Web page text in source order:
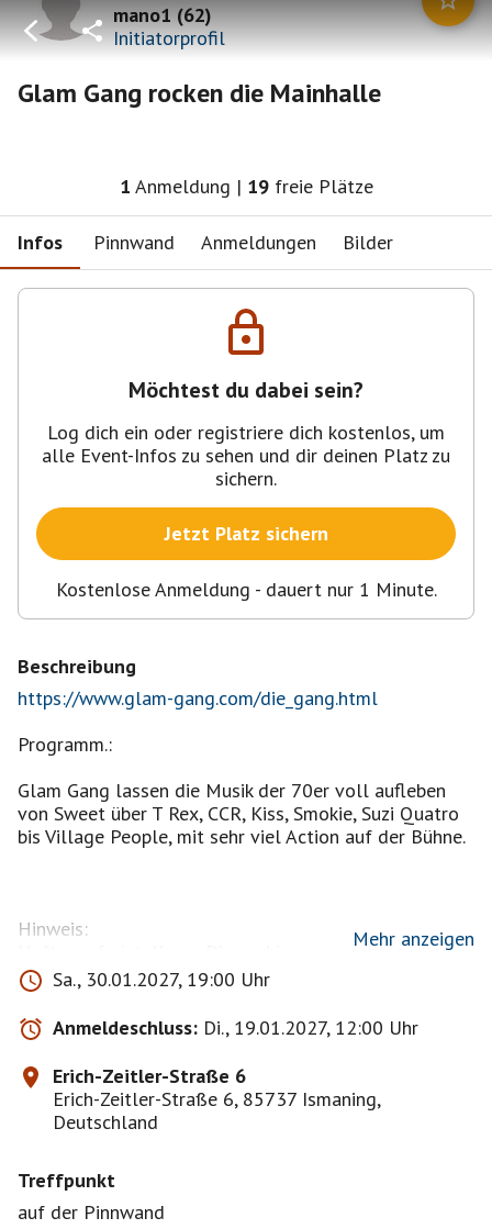
mano1(62)
Initiatorprofil
Glam Gang rocken die Mainhalle
1 Anmeldung | 19 freie Plätze
Infos Pinnwand Anmeldungen Bilder
Möchtest du dabei sein?
Log dich ein oder registriere dich kostenlos, um
alle Event-Infos zu sehen und dir deinen Platz zu
sichern.
Jetzt Platz sichern
Kostenlose Anmeldung - dauert nur 1 Minute.
Beschreibung
https://www.glam-gang.com/die_gang.html
Programm.:
Glam Gang lassen die Musik der 70er voll aufleben
von Sweet über T Rex, CCR, Kiss, Smokie, Suzi Quatro
bis Village People, mit sehr viel Action auf der Bühne.
Hinweis:
Haftungsfreistellung: Dieses hier vorgeschlagene
Event dient als Anfrage für ein privates Treffen. Jede
Anmeldung beinhaltet gegenüber mir als Initiator des
Treffens eine komplette Haftungsfreistellung für alle
möglichen Sach-, Personen- oder Vermögens-schäden,
die aus der Teilnahme entstehen können. Teilnehmer
und Begleitpersonen nehmen auf eigene Gefahr teil
und berücksichtigen während der Teilnahme alle
aktuellen Vorschriften des Gesundheitsministeriums
Haftungsfreistellung wird mit jeder Anmeldung zum
Mehr anzeigen
Sa., 30.01.2027, 19:00 Uhr
Anmeldeschluss: Di., 19.01.2027, 12:00 Uhr
Erich-Zeitler-Straße 6
Erich-Zeitler-Straße 6, 85737 Ismaning,
Deutschland
Treffpunkt
auf der Pinnwand